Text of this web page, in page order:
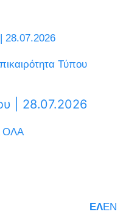
Τύπου
| 28.07.2026
ΟΛΑ
ΕΛEN